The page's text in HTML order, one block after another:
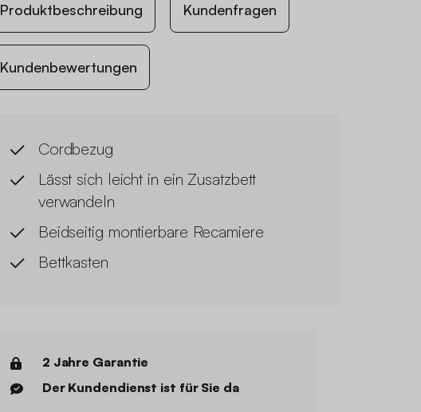
Produktbeschreibung Kundenfragen
Kundenbewertungen
Cordbezug
Lässt sich leicht in ein Zusatzbett
verwandeln
Beidseitig montierbare Recamiere
Bettkasten
2 Jahre Garantie
Der Kundendienst ist für Sie da